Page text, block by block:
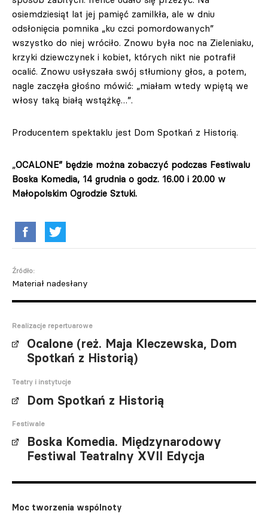
osiemdziesiąt lat jej pamięć zamilkła, ale w dniu
odsłonięcia pomnika „ku czci pomordowanych”
wszystko do niej wróciło. Znowu była noc na Zieleniaku,
krzyki dziewczynek i kobiet, których nikt nie potrafił
ocalić. Znowu usłyszała swój stłumiony głos, a potem,
nagle zaczęła głośno mówić: „miałam wtedy wpiętą we
włosy taką białą wstążkę…”.
Producentem spektaklu jest Dom Spotkań z Historią.
„OCALONE” będzie można zobaczyć podczas Festiwalu
Boska Komedia, 14 grudnia o godz. 16.00 i 20.00 w
Małopolskim Ogrodzie Sztuki.
Źródło:
Materiał nadesłany
Realizacje repertuarowe
Ocalone (reż. Maja Kleczewska, Dom
Spotkań z Historią)
Teatry i instytucje
Dom Spotkań z Historią
Festiwale
Boska Komedia. Międzynarodowy
Festiwal Teatralny XVII Edycja
Moc tworzenia wspólnoty